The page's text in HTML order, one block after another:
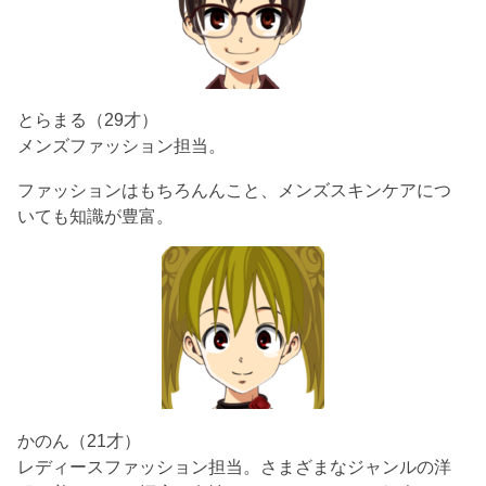
とらまる（29才）
メンズファッション担当。
ファッションはもちろんんこと、メンズスキンケアにつ
いても知識が豊富。
かのん（21才）
レディースファッション担当。さまざまなジャンルの洋